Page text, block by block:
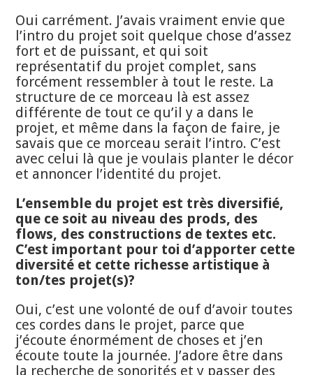
Oui carrément. J’avais vraiment envie que
l’intro du projet soit quelque chose d’assez
fort et de puissant, et qui soit
représentatif du projet complet, sans
forcément ressembler à tout le reste. La
structure de ce morceau là est assez
différente de tout ce qu’il y a dans le
projet, et même dans la façon de faire, je
savais que ce morceau serait l’intro. C’est
avec celui là que je voulais planter le décor
et annoncer l’identité du projet.
L’ensemble du projet est très diversifié,
que ce soit au niveau des prods, des
flows, des constructions de textes etc.
C’est important pour toi d’apporter cette
diversité et cette richesse artistique à
ton/tes projet(s)?
Oui, c’est une volonté de ouf d’avoir toutes
ces cordes dans le projet, parce que
j’écoute énormément de choses et j’en
écoute toute la journée. J’adore être dans
la recherche de sonorités et y passer des